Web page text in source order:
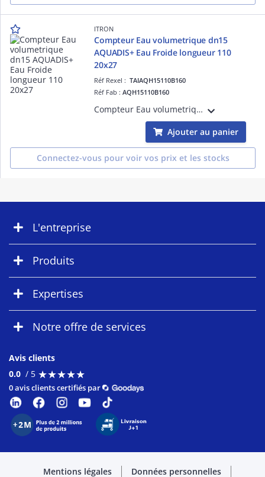
ITRON
Compteur Eau volumetrique dn15
AQUADIS+ Eau Froide longueur 110
20x27
Réf Rexel :TAIAQH15110B160
Réf Fab :AQH15110B160
Compteur Eau volumetrique dn15 AQUADIS+ Eau Froide longueur 110 20x27-Débit de démarrage < 1L/h R160 toutes positions-Totalisateur TSN compatible avec Emetteurs Cyble
Ajouter au panier
Connectez-vous pour voir vos prix et les stocks
L'entreprise
Produits
Expertises
Notre offre de services
Avis clients
0.0 / 5 ★★★★★
★★★★★
0 avis clients certifiés par
Mentions légales Données personnelles